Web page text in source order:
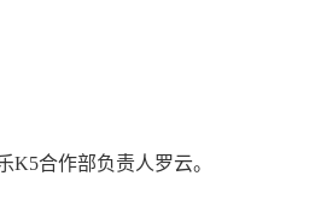
合作部负责人罗云。